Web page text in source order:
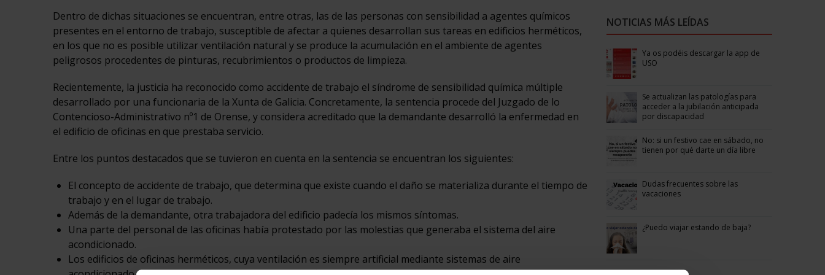
Dentro de dichas situaciones se encuentran, entre otras, las de las personas con sensibilidad a agentes químicos
presentes en el entorno de trabajo, susceptible de afectar a quienes desarrollan sus tareas en edificios herméticos,
en los que no es posible utilizar ventilación natural y se produce la acumulación en el ambiente de agentes
peligrosos procedentes de pinturas, recubrimientos o productos de limpieza.
Recientemente, la justicia ha reconocido como accidente de trabajo el síndrome de sensibilidad química múltiple
desarrollado por una funcionaria de la Xunta de Galicia. Concretamente, la sentencia procede del Juzgado de lo
Contencioso-Administrativo nº1 de Orense, y considera acreditado que la demandante desarrolló la enfermedad en
el edificio de oficinas en que prestaba servicio.
Entre los puntos destacados que se tuvieron en cuenta en la sentencia se encuentran los siguientes:
El concepto de accidente de trabajo, que determina que existe cuando el daño se materializa durante el tiempo de
trabajo y en el lugar de trabajo.
Además de la demandante, otra trabajadora del edificio padecía los mismos síntomas.
Una parte del personal de las oficinas había protestado por las molestias que generaba el sistema del aire
acondicionado.
Los edificios de oficinas herméticos, cuya ventilación es siempre artificial mediante sistemas de aire
NOTICIAS MÁS LEÍDAS
Ya os podéis descargar la app de
USO
Se actualizan las patologías para
acceder a la jubilación anticipada
por discapacidad
No: si un festivo cae en sábado, no
tienen por qué darte un día libre
Dudas frecuentes sobre las
vacaciones
¿Puedo viajar estando de baja?